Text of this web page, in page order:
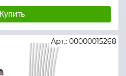
Купить
Арт.: 00000015268